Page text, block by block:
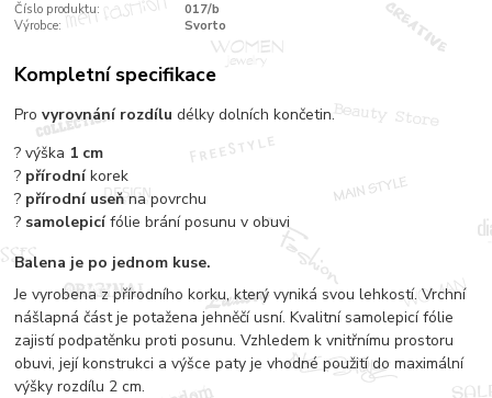
Číslo produktu:
017/b
Výrobce:
Svorto
Kompletní specifikace
Provyrovnání rozdílu délky dolních končetin.
? výška 1 cm
? přírodníkorek
? přírodní useňna povrchu
? samolepicífólie brání posunu v obuvi
Balena je po jednom kuse.
Je vyrobena z přírodního korku, který vyniká svou lehkostí. Vrchní
nášlapná část je potažena jehněčí usní. Kvalitní samolepicí fólie
zajistí podpatěnku proti posunu. Vzhledem k vnitřnímu prostoru
obuvi, její konstrukci a výšce paty je vhodné použití do maximální
výšky rozdílu 2 cm.